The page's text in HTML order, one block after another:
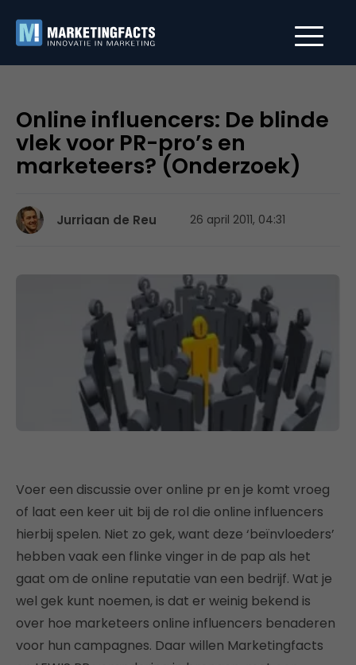
Online influencers: De blinde
vlek voor PR-pro’s en
marketeers? (Onderzoek)
Jurriaan de Reu 26 april 2011, 04:31
Voer een discussie over online pr en je komt vroeg
of laat een keer uit bij de rol die online influencers
hierbij spelen. Niet zo gek, want deze ‘beïnvloeders’
hebben vaak een flinke vinger in de pap als het
gaat om de online reputatie van een bedrijf. Wat je
wel gek kunt noemen, is dat er weinig bekend is
over hoe marketeers online influencers benaderen
voor hun campagnes. Daar willen Marketingfacts